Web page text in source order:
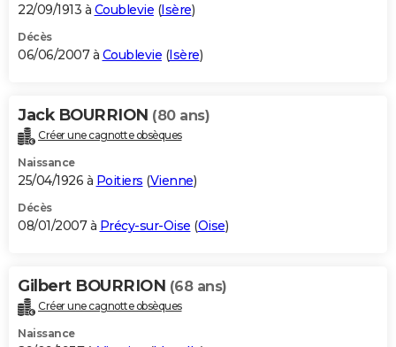
22/09/1913 à Coublevie (Isère)
Décès
06/06/2007 à Coublevie (Isère)
Jack BOURRION (80 ans)
Créer une cagnotte obsèques
Naissance
25/04/1926 à Poitiers (Vienne)
Décès
08/01/2007 à Précy-sur-Oise (Oise)
Gilbert BOURRION (68 ans)
Créer une cagnotte obsèques
Naissance